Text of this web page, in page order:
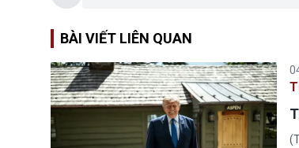
BÀI VIẾT LIÊN QUAN